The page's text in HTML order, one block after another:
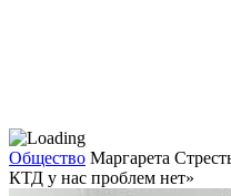
Общество Маргарета
КТД у нас проблем нет»